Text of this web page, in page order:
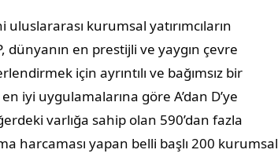
kurumsal yatırımcıların
en prestijli ve yaygın çevre
için ayrıntılı ve bağımsız bir
iyi uygulamalarına göre A’dan D’ye
varlığa sahip olan 590’dan fazla
harcaması yapan belli başlı 200 kurumsal